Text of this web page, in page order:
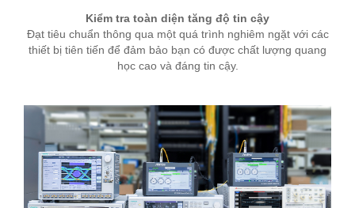
Kiểm tra toàn diện tăng độ tin cậy
Đạt tiêu chuẩn thông qua một quá trình nghiêm ngặt với các
thiết bị tiên tiến để đảm bảo bạn có được chất lượng quang
học cao và đáng tin cậy.